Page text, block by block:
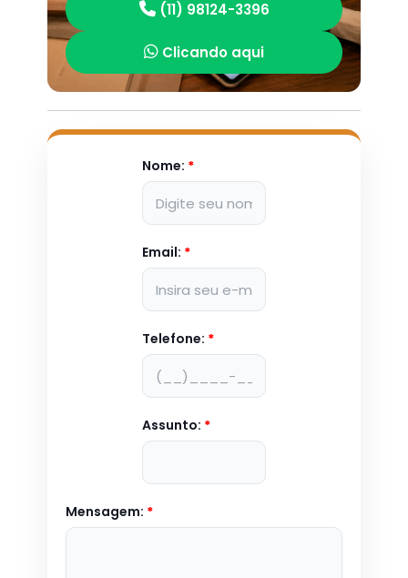
(11) 98124-3396
Clicando aqui
Nome: *
Email: *
Telefone: *
Assunto: *
Mensagem: *